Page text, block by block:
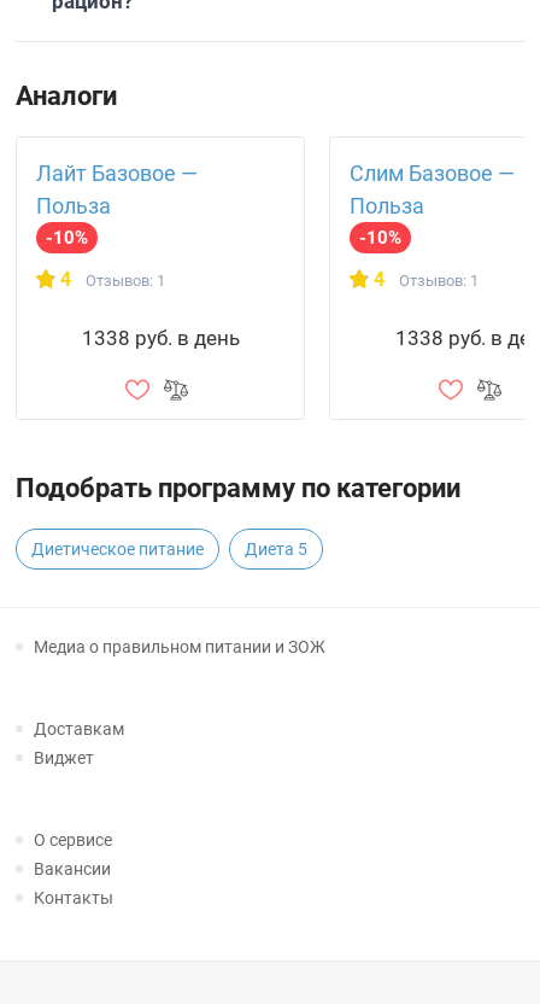
Аналоги
Лайт Базовое —
Польза
-10%
4 Отзывов: 1
1338 руб. в день
Слим Базовое —
Польза
-10%
4 Отзывов: 1
1338 руб. в
Подобрать программу по категории
Диетическое питание Диета 5
Медиа о правильном питании и ЗОЖ
Доставкам
Виджет
О сервисе
Вакансии
Контакты